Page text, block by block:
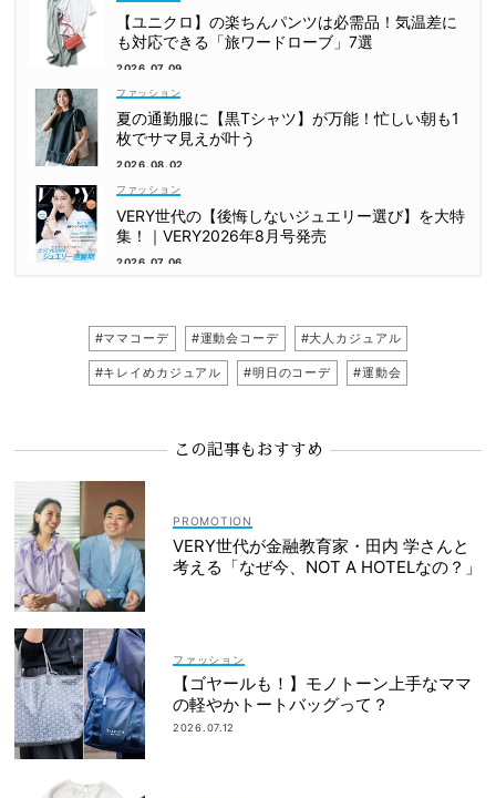
【ユニクロ】の楽ちんパンツは必需品！気温差に
も対応できる「旅ワードローブ」7選
2026.07.09
ファッション
夏の通勤服に【黒Tシャツ】が万能！忙しい朝も1
枚でサマ見えが叶う
2026.08.02
ファッション
VERY世代の【後悔しないジュエリー選び】を大特
集！｜VERY2026年8月号発売
2026.07.06
#ママコーデ #運動会コーデ #大人カジュアル
#キレイめカジュアル #明日のコーデ #運動会
この記事もおすすめ
VERY世代が金融教育家・田内 学さんと
考える「なぜ今、NOT A HOTELなの？」
ファッション
【ゴヤールも！】モノトーン上手なママ
の軽やかトートバッグって？
2026.07.12